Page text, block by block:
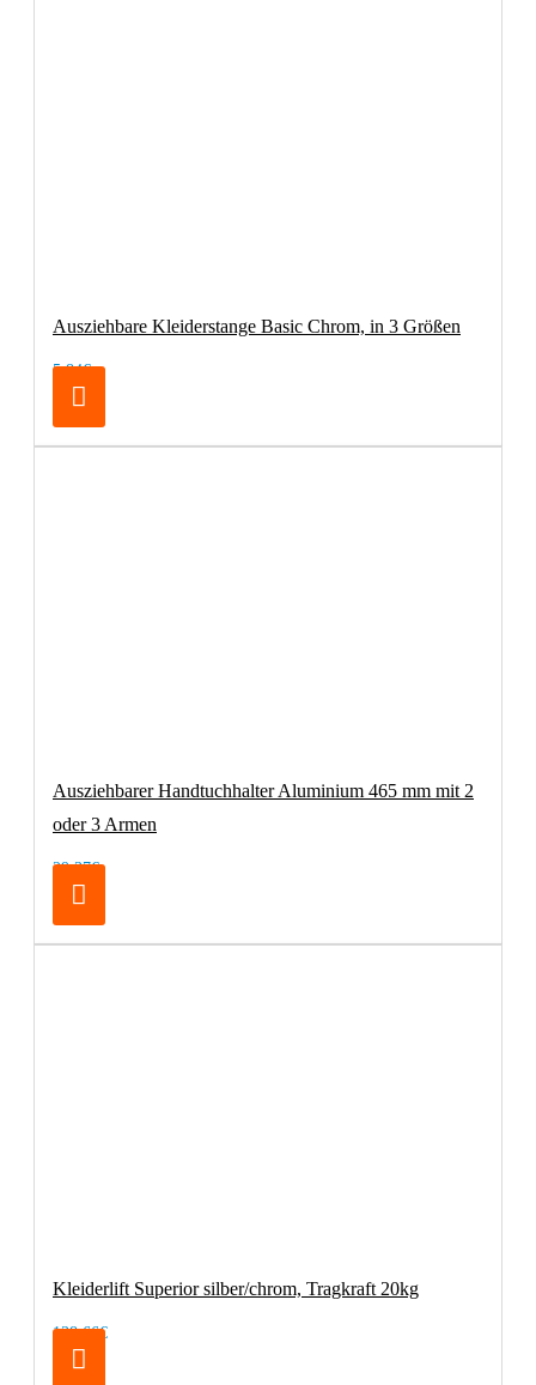
Ausziehbare Kleiderstange Basic Chrom, in 3 Größen
5,84€
Ausziehbarer Handtuchhalter Aluminium 465 mm mit 2
oder 3 Armen
29,37€
Kleiderlift Superior silber/chrom, Tragkraft 20kg
138,66€